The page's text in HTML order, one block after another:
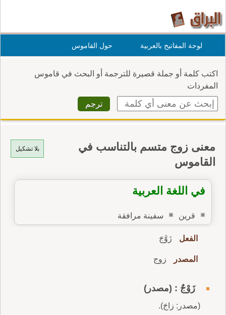
لوحة المفاتيح بالعربية حول القاموس
اكتب كلمة أو جملة قصيرة للترجمة أو البحث في قاموس
المفردات
بلا تشكيل
معنى زوج متسم بالتناسب في
القاموس
في اللغة العربية
قرين سفينة مرافقة
الفعل زَوَّجَ
المصدر زوج
زَوْجٌ : (مصدر)
(مصدر: زاجَ).